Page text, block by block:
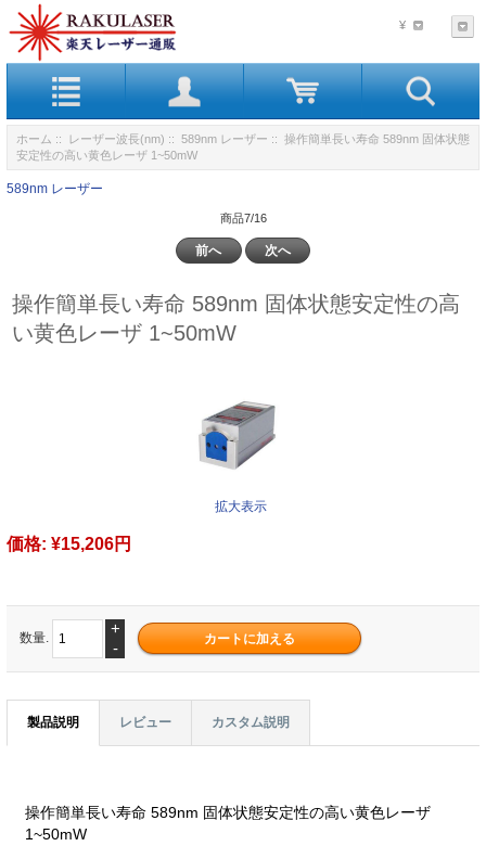
¥
ホーム :: レーザー波長(nm) :: 589nm レーザー :: 操作簡単長い寿命 589nm 固体状態
安定性の高い黄色レーザ 1~50mW
589nm レーザー
商品7/16
前へ 次へ
操作簡単長い寿命 589nm 固体状態安定性の高
い黄色レーザ 1~50mW
拡大表示
価格: ¥15,206円
数量.
+
-
製品説明 レビュー カスタム説明
操作簡単長い寿命 589nm 固体状態安定性の高い黄色レーザ
1~50mW